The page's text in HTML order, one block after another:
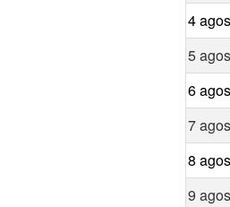
4
5
6
7
8
9